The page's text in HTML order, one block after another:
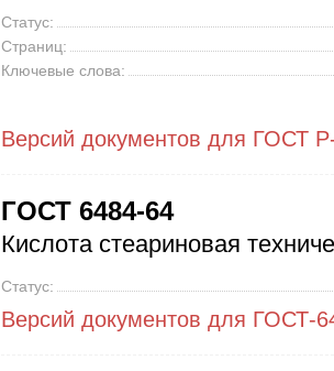
Статус:
Страниц:
Ключевые слова:
Версий документов для ГОСТ
ГОСТ 6484-64
Кислота стеариновая
Статус:
Версий документов для ГОСТ-